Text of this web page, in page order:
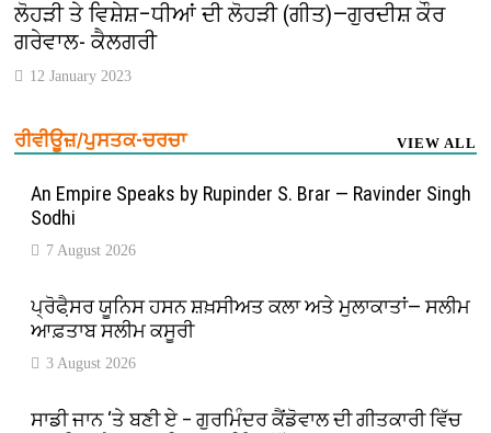
ਲੋਹੜੀ ਤੇ ਵਿਸ਼ੇਸ਼–ਧੀਆਂ ਦੀ ਲੋਹੜੀ (ਗੀਤ)—ਗੁਰਦੀਸ਼ ਕੌਰ
ਗਰੇਵਾਲ- ਕੈਲਗਰੀ
12 January 2023
ਰੀਵੀਊਜ਼/ਪੁਸਤਕ-ਚਰਚਾ VIEW ALL
An Empire Speaks by Rupinder S. Brar — Ravinder Singh
Sodhi
7 August 2026
ਪ੍ਰੋਫੈ਼ਸਰ ਯੂਨਿਸ ਹਸਨ ਸ਼ਖ਼ਸੀਅਤ ਕਲਾ ਅਤੇ ਮੁਲਾਕਾਤਾਂ— ਸਲੀਮ
ਆਫ਼ਤਾਬ ਸਲੀਮ ਕਸੂਰੀ
3 August 2026
ਸਾਡੀ ਜਾਨ ‘ਤੇ ਬਣੀ ਏ – ਗੁਰਮਿੰਦਰ ਕੈਂਡੋਵਾਲ ਦੀ ਗੀਤਕਾਰੀ ਵਿੱਚ